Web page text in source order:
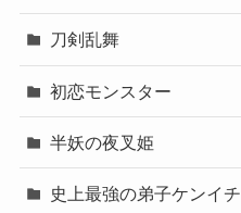
刀剣乱舞
初恋モンスター
半妖の夜叉姫
史上最強の弟子ケンイチ